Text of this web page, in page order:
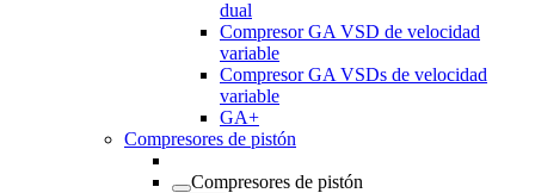
dual
Compresor GA VSD de velocidad
variable
Compresor GA VSDs de velocidad
variable
GA+
Compresores de pistón
Compresores de pistón